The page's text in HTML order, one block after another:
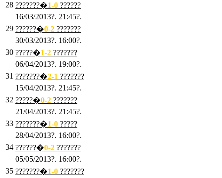
28 ???????�1-0 ??????
16/03/2013?. 21:45?.
29 ??????�0-2 ???????
30/03/2013?. 16:00?.
30 ?????�1-2 ???????
06/04/2013?. 19:00?.
31 ???????�2-1 ???????
15/04/2013?. 21:45?.
32 ?????�0-2 ???????
21/04/2013?. 21:45?.
33 ???????�1-0 ?????
28/04/2013?. 16:00?.
34 ??????�0-2 ???????
05/05/2013?. 16:00?.
35 ???????�1-0 ???????